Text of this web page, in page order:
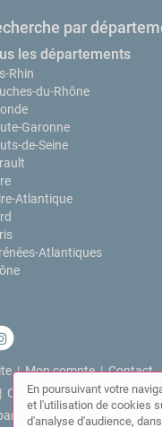
par
les départements
Rhin
du-Rhône
Garonne
de-Seine
Atlantique
Atlantiques
|Mon compte|Contact
| Cookies
Simplébo Annuaire
En poursuivant votre
et l'utilisation de cookies
d'analyse d'audience,